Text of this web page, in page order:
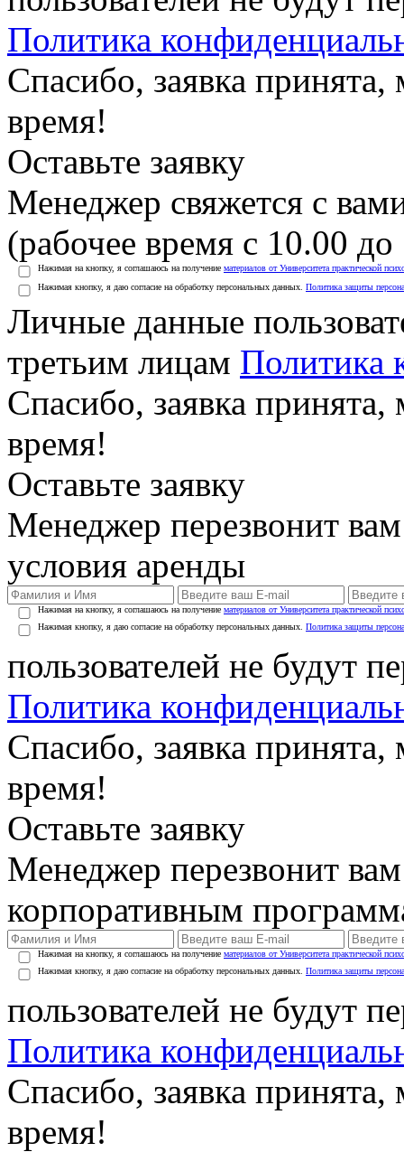
Политика
Спасибо, заявка
время!
Оставьте заявку
Менеджер свяжется с
(рабочее время с 10.00
Нажимая на кнопку, я соглашаюсь на получение материалов от Университета практической
Нажимая кнопку, я даю согласие на обработку персональных данных. Политика защиты
Личные данные
третьим лицам Политика
Спасибо, заявка
время!
Оставьте заявку
Менеджер перезвонит
условия аренды
Нажимая на кнопку, я соглашаюсь на получение материалов от Университета практической
Нажимая кнопку, я даю согласие на обработку персональных данных. Политика защиты
пользователей не будут
Политика
Спасибо, заявка
время!
Оставьте заявку
Менеджер перезвонит
корпоративным
Нажимая на кнопку, я соглашаюсь на получение материалов от Университета практической
Нажимая кнопку, я даю согласие на обработку персональных данных. Политика защиты
пользователей не будут
Политика
Спасибо, заявка
время!